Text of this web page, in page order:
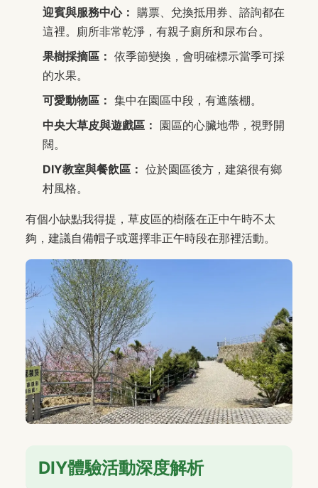
迎賓與服務中心： 購票、兌換抵用券、諮詢都在
這裡。廁所非常乾淨，有親子廁所和尿布台。
果樹採摘區： 依季節變換，會明確標示當季可採
的水果。
可愛動物區： 集中在園區中段，有遮蔭棚。
中央大草皮與遊戲區： 園區的心臟地帶，視野開
闊。
DIY教室與餐飲區： 位於園區後方，建築很有鄉
村風格。
有個小缺點我得提，草皮區的樹蔭在正中午時不太
夠，建議自備帽子或選擇非正午時段在那裡活動。
DIY體驗活動深度解析